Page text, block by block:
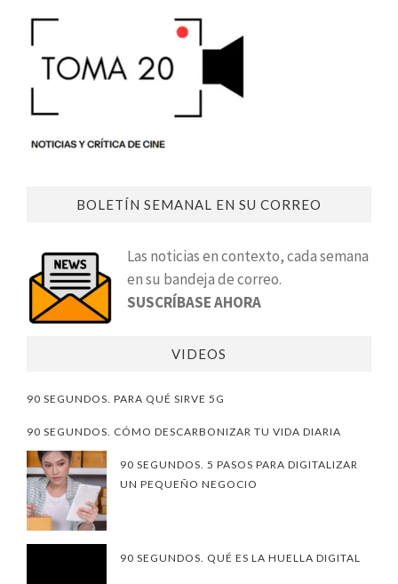
BOLETÍN SEMANAL EN SU CORREO
Las noticias en contexto, cada semana
en su bandeja de correo.
SUSCRÍBASE AHORA
VIDEOS
90 SEGUNDOS. PARA QUÉ SIRVE 5G
90 SEGUNDOS. CÓMO DESCARBONIZAR TU VIDA DIARIA
90 SEGUNDOS. 5 PASOS PARA DIGITALIZAR
UN PEQUEÑO NEGOCIO
90 SEGUNDOS. QUÉ ES LA HUELLA DIGITAL